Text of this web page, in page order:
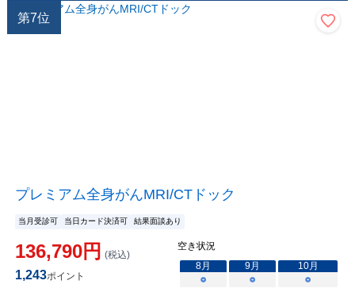
第7位
プレミアム全身がんMRI/CTドック
当月受診可 当日カード決済可 結果面談あり
136,790円 (税込)
1,243ポイント
空き状況
8月 9月 10月
○
○ ○